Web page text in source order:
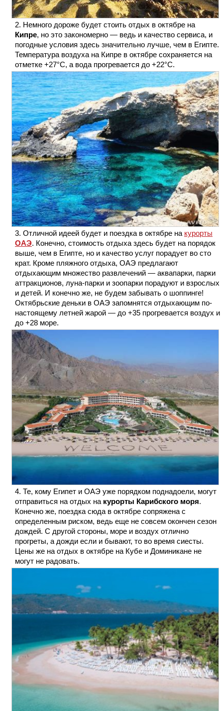
Немного дороже будет стоить отдых в октябре на
Кипре, но это закономерно — ведь и качество сервиса, и
погодные условия здесь значительно лучше, чем в Египте.
Температура воздуха на Кипре в октябре сохраняется на
отметке +27°С, а вода прогревается до +22°С.
Отличной идеей будет и поездка в октябре на курорты
ОАЭ. Конечно, стоимость отдыха здесь будет на порядок
выше, чем в Египте, но и качество услуг порадует во сто
крат. Кроме пляжного отдыха, ОАЭ предлагают
отдыхающим множество развлечений — аквапарки, парки
аттракционов, луна-парки и зоопарки порадуют и взрослых
и детей. И конечно же, не будем забывать о шоппинге!
Октябрьские деньки в ОАЭ запомнятся отдыхающим по-
настоящему летней жарой — до +35 прогревается воздух и
до +28 море.
Те, кому Египет и ОАЭ уже порядком поднадоели, могут
отправиться на отдых на курорты Карибского моря.
Конечно же, поездка сюда в октябре сопряжена с
определенным риском, ведь еще не совсем окончен сезон
дождей. С другой стороны, море и воздух отлично
прогреты, а дожди если и бывают, то во время сиесты.
Цены же на отдых в октябре на Кубе и Доминикане не
могут не радовать.